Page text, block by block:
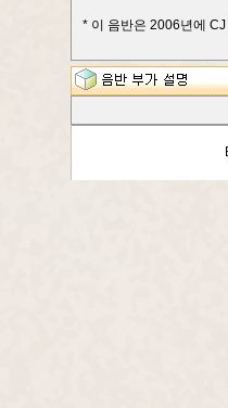
* 이 음반은 2006년에